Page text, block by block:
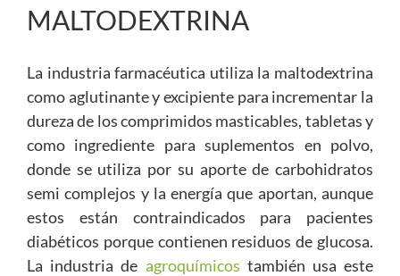
MALTODEXTRINA
La industria farmacéutica utiliza la maltodextrina
como aglutinante y excipiente para incrementar la
dureza de los comprimidos masticables, tabletas y
como ingrediente para suplementos en polvo,
donde se utiliza por su aporte de carbohidratos
semi complejos y la energía que aportan, aunque
estos están contraindicados para pacientes
diabéticos porque contienen residuos de glucosa.
La industria de agroquímicos también usa este